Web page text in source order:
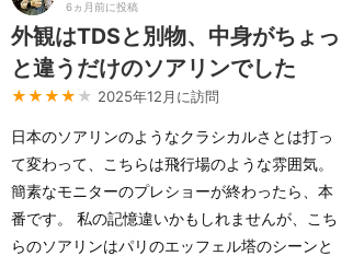
6ヵ月前に投稿
外観はTDSと別物、中身がちょっ
と違うだけのソアリンでした
★★★★ ★ 2025年12月に訪問
日本のソアリンのようなクラシカルさとは打っ
て変わって、こちらは飛行場のような雰囲気。
簡素なモニターのプレショーが終わったら、本
番です。 私の記憶違いかもしれませんが、こち
らのソアリンはパリのエッフェル塔のシーンと